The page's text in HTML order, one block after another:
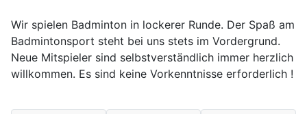
Wir spielen Badminton in lockerer Runde. Der Spaß am
Badmintonsport steht bei uns stets im Vordergrund.
Neue Mitspieler sind selbstverständlich immer herzlich
willkommen. Es sind keine Vorkenntnisse erforderlich !